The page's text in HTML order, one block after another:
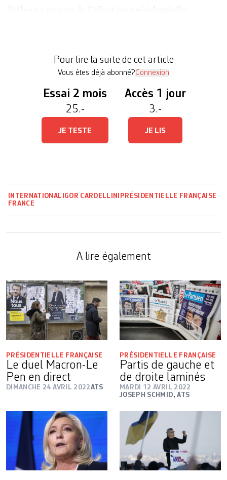
d’adhérents. Le menu: présenter […]
Pour lire la suite de cet article
Vous êtes déjà abonné?Connexion
Essai 2 mois
25.-
JE TESTE
Accès 1 jour
3.-
JE LIS
INTERNATIONAL IGOR CARDELLINI
PRÉSIDENTIELLE FRANÇAISE
FRANCE
A lire également
PRÉSIDENTIELLE FRANÇAISE
Le duel Macron-Le
Pen en direct
DIMANCHE 24 AVRIL 2022ATS
PRÉSIDENTIELLE FRANÇAISE
Partis de gauche et
de droite laminés
MARDI 12 AVRIL 2022
JOSEPH SCHMID,ATS